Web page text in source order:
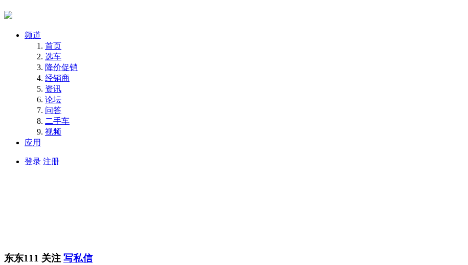
频道
首页
选车
降价促销
经销商
资讯
论坛
问答
二手车
视频
应用
登录 注册
东东111 关注 写私信